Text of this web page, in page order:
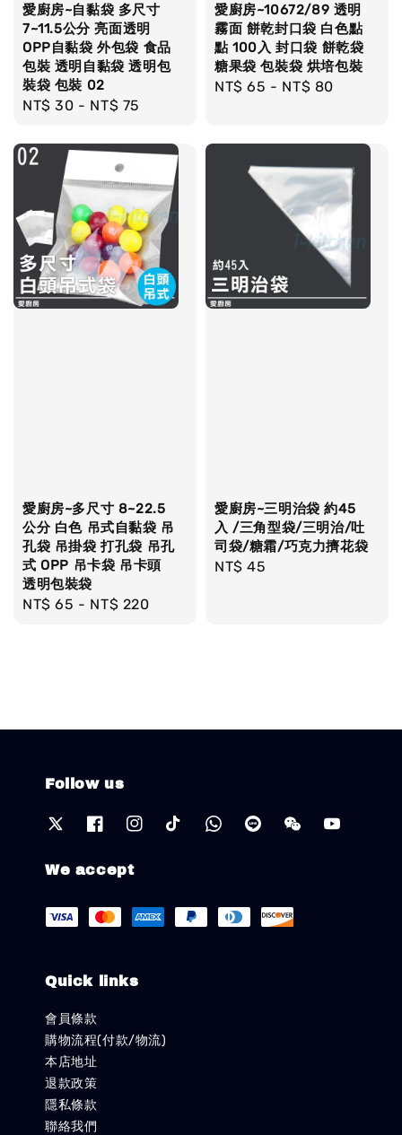
愛廚房~自黏袋 多尺寸
7~11.5公分 亮面透明
OPP自黏袋 外包袋 食品
包裝 透明自黏袋 透明包
裝袋 包裝 02
Regular
NT$ 30 - NT$ 75
愛廚房~10672/89 透明
霧面 餅乾封口袋 白色點
點 100入 封口袋 餅乾袋
糖果袋 包裝袋 烘培包裝
Regular
NT$ 65 - NT$ 80
愛廚房~多尺寸 8~22.5
公分 白色 吊式自黏袋 吊
孔袋 吊掛袋 打孔袋 吊孔
式 OPP 吊卡袋 吊卡頭
透明包裝袋
Regular
NT$ 65 - NT$ 220
愛廚房~三明治袋 約45
入 /三角型袋/三明治/吐
司袋/糖霜/巧克力擠花袋
Regular
NT$ 45
Follow us
We accept
Quick links
會員條款
購物流程(付款/物流)
本店地址
退款政策
隱私條款
聯絡我們